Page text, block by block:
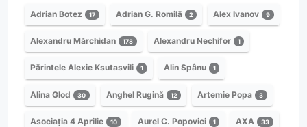
Adrian Botez 17 Adrian G. Romilă 2 Alex Ivanov 9
Alexandru Mărchidan 178 Alexandru Nechifor 1
Părintele Alexie Ksutasvili 1 Alin Spânu 1
Alina Glod 30 Anghel Rugină 12 Artemie Popa 3
Asociația 4 Aprilie 10 Aurel C. Popovici 1 AXA 33